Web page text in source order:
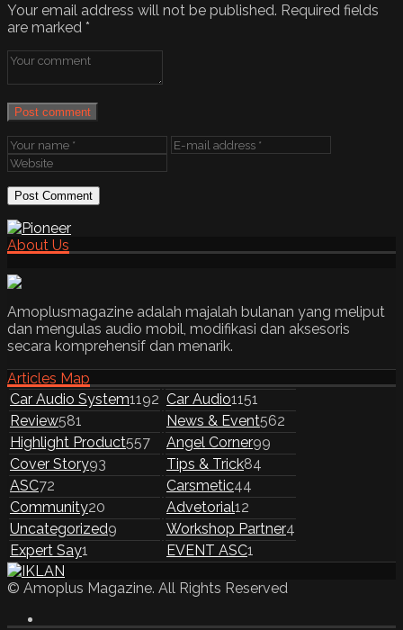
Your email address will not be published. Required fields
are marked *
Post comment
About Us
Amoplusmagazine adalah majalah bulanan yang meliput
dan mengulas audio mobil, modifikasi dan aksesoris
secara komprehensif dan menarik.
Articles Map
Car Audio System1192 Car Audio1151
Review581 News & Event562
Highlight Product557 Angel Corner99
Cover Story93 Tips & Trick84
ASC72 Carsmetic44
Community20 Advetorial12
Uncategorized9 Workshop Partner4
Expert Say1 EVENT ASC1
© Amoplus Magazine. All Rights Reserved